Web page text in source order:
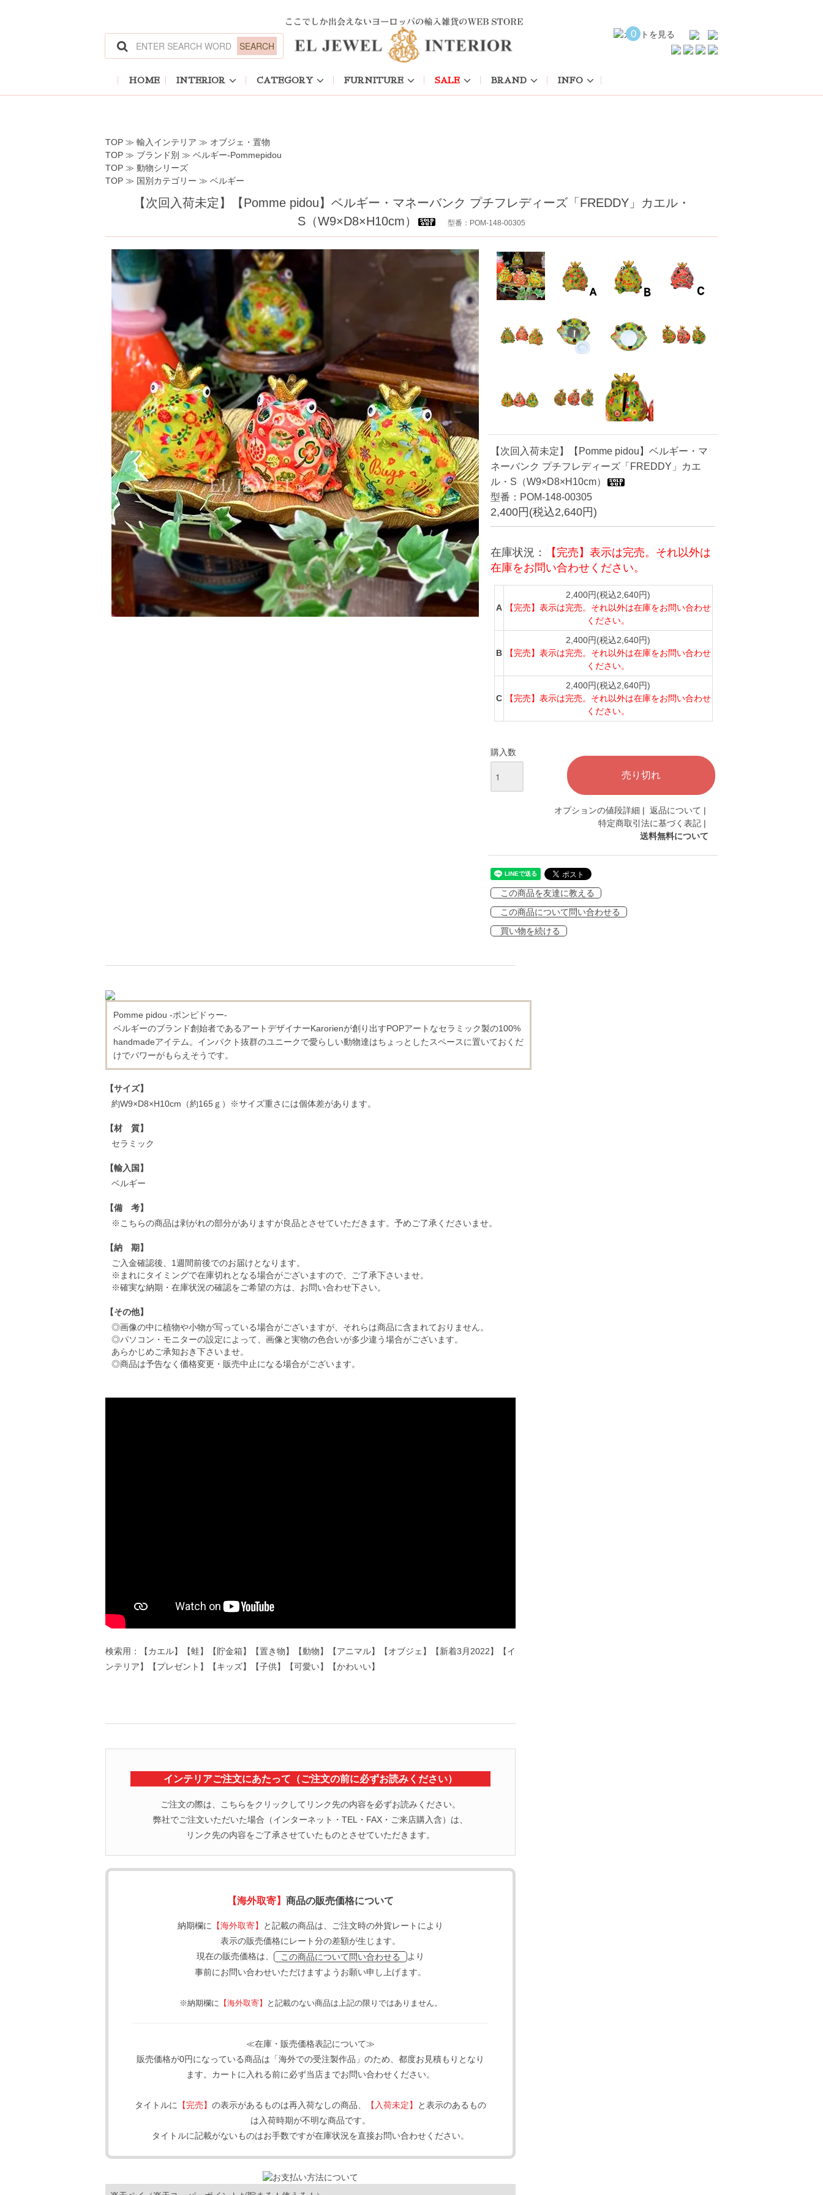
0
HOME INTERIOR CATEGORY FURNITURE SALE BRAND INFO
ホーム
ホーム
>国別カテゴリー >ベルギー
TOP ≫ 輸入インテリア ≫ オブジェ・置物
TOP ≫ ブランド別 ≫ ベルギー-Pommepidou
TOP ≫ 動物シリーズ
TOP ≫ 国別カテゴリー ≫ ベルギー
【次回入荷未定】【Pomme pidou】ベルギー・マネーバンク プチフレディーズ「FREDDY」カエル・
S（W9×D8×H10cm）
型番：POM-148-00305
【次回入荷未定】【Pomme pidou】ベルギー・マ
ネーバンク プチフレディーズ「FREDDY」カエ
ル・S（W9×D8×H10cm）
型番：POM-148-00305
2,400円(税込2,640円)
在庫状況：
【完売】表示は完売。それ以外は
在庫をお問い合わせください。
A
2,400円(税込2,640円)
【完売】表示は完売。それ以外は在庫をお問い合わせ
ください。
B
2,400円(税込2,640円)
【完売】表示は完売。それ以外は在庫をお問い合わせ
ください。
C
2,400円(税込2,640円)
【完売】表示は完売。それ以外は在庫をお問い合わせ
ください。
購入数
オプションの値段詳細 | 返品について |
特定商取引法に基づく表記 |
送料無料について
この商品を友達に教える
この商品について問い合わせる
買い物を続ける
Pomme pidou -ポンピドゥー-
ベルギーのブランド創始者であるアートデザイナーKarorienが創り出すPOPアートなセラミック製の100%
handmadeアイテム。インパクト抜群のユニークで愛らしい動物達はちょっとしたスペースに置いておくだ
けでパワーがもらえそうです。
【サイズ】
約W9×D8×H10cm（約165ｇ）※サイズ重さには個体差があります。
【材 質】
セラミック
【輸入国】
ベルギー
【備 考】
※こちらの商品は剥がれの部分がありますが良品とさせていただきます。予めご了承くださいませ。
【納 期】
ご入金確認後、1週間前後でのお届けとなります。
※まれにタイミングで在庫切れとなる場合がございますので、ご了承下さいませ。
※確実な納期・在庫状況の確認をご希望の方は、お問い合わせ下さい。
【その他】
◎画像の中に植物や小物が写っている場合がございますが、それらは商品に含まれておりません。
◎パソコン・モニターの設定によって、画像と実物の色合いが多少違う場合がございます。
あらかじめご承知おき下さいませ。
◎商品は予告なく価格変更・販売中止になる場合がございます。
検索用：【カエル】【蛙】【貯金箱】【置き物】【動物】【アニマル】【オブジェ】【新着3月2022】【イ
ンテリア】【プレゼント】【キッズ】【子供】【可愛い】【かわいい】
インテリアご注文にあたって（ご注文の前に必ずお読みください）
ご注文の際は、こちらをクリックしてリンク先の内容を必ずお読みください。
弊社でご注文いただいた場合（インターネット・TEL・FAX・ご来店購入含）は、
リンク先の内容をご了承させていたものとさせていただきます。
【海外取寄】 商品の販売価格について
納期欄に 【海外取寄】
と記載の商品は、ご注文時の外貨レートにより
表示の販売価格にレート分の差額が生じます。
現在の販売価格は、
この商品について問い合わせる
より
事前にお問い合わせいただけますようお願い申し上げます。
※納期欄に 【海外取寄】 と記載のない商品は上記の限りではありません。
≪在庫・販売価格表記について≫
販売価格が0円になっている商品は「海外での受注製作品」のため、都度お見積もりとなり
ます。カートに入れる前に必ず当店までお問い合わせください。
タイトルに 【完売】 の表示があるものは再入荷なしの商品、 【入荷未定】
と表示のあるもの
は入荷時期が不明な商品です。
タイトルに記載がないものはお手数ですが在庫状況を直接お問い合わせください。